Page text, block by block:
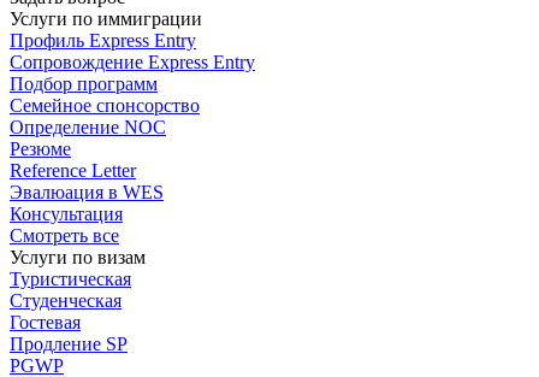
Услуги по иммиграции
Профиль Express Entry
Сопровождение Express Entry
Подбор программ
Семейное спонсорство
Определение NOC
Резюме
Reference Letter
Эвалюация в WES
Консультация
Смотреть все
Услуги по визам
Туристическая
Студенческая
Гостевая
Продление SP
PGWP